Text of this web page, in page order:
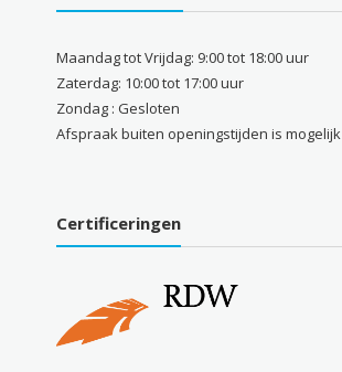
Maandag tot Vrijdag: 9:00 tot 18:00 uur
Zaterdag: 10:00 tot 17:00 uur
Zondag : Gesloten
Afspraak buiten openingstijden is mogelijk
Certificeringen